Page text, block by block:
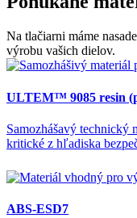
Na tlačiarni máme
výrobu vašich dielov.
ULTEM™ 9085 resin
Samozhášavý technický
kritické z hľadiska
ABS-ESD7